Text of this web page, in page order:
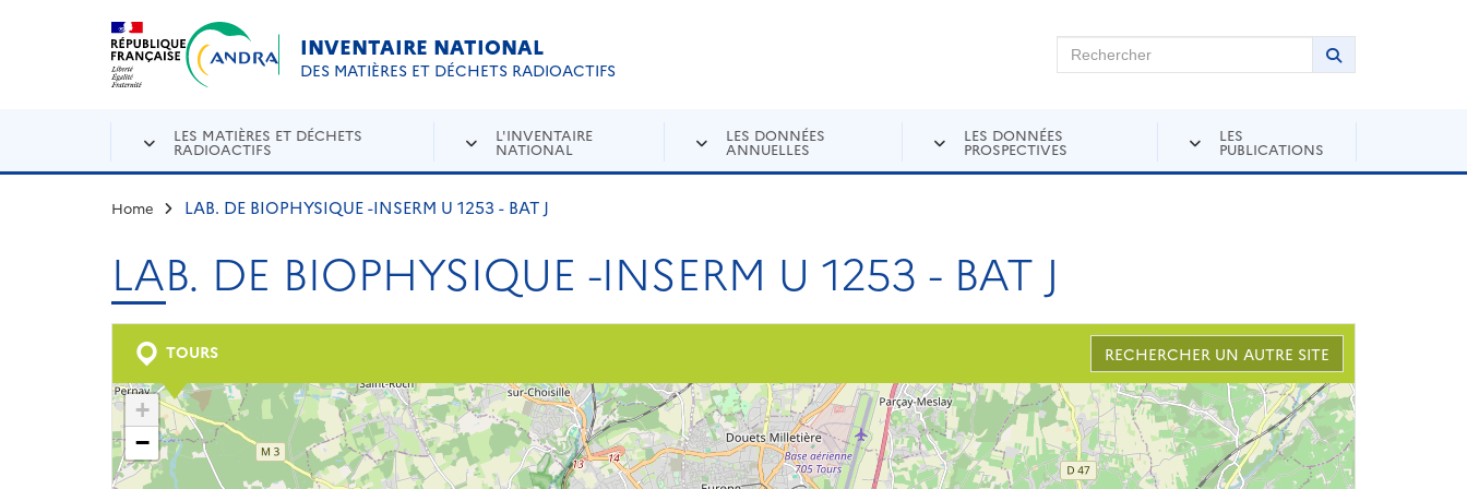
Aller au contenu principal
INVENTAIRE NATIONAL
DES MATIÈRES ET DÉCHETS RADIOACTIFS
Rechercher sur Andra Inventaire Rechercher
Lancer la
LES MATIÈRES ET DÉCHETS
RADIOACTIFS
L'INVENTAIRE
NATIONAL
LES DONNÉES
ANNUELLES
LES DONNÉES
PROSPECTIVES
LES
PUBLICATIONS
Home LAB. DE BIOPHYSIQUE -INSERM U 1253 - BAT J
LAB. DE BIOPHYSIQUE -INSERM U 1253 - BAT J
TOURS RECHERCHER UN AUTRE SITE
+
−